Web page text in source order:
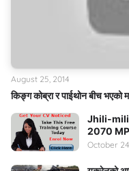
किङ्ग कोब्रा र पाईथोन बीच भएको
August 25, 2014
Jhili-mili
2070
October